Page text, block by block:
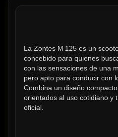
La Zontes M 125 es un
concebido para quienes
con las sensaciones de una
pero apto para conducir con
Combina un diseño
orientados al uso cotidiano y
oficial.